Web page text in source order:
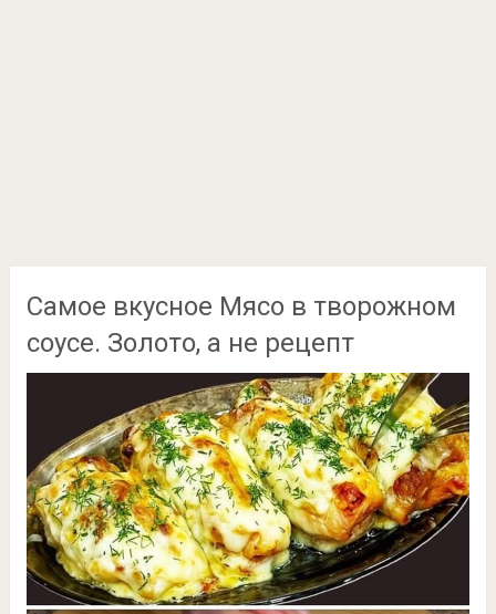
Самое вкусное Мясо в творожном
соусе. Золото, а не рецепт